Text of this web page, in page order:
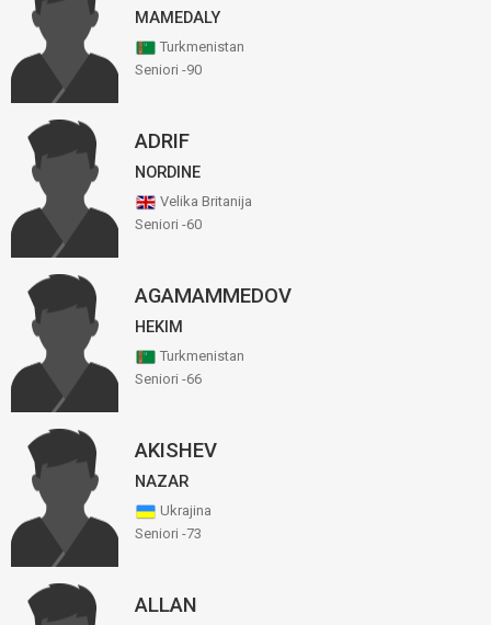
MAMEDALY
Turkmenistan
Seniori -90
ADRIF
NORDINE
Velika Britanija
Seniori -60
AGAMAMMEDOV
HEKIM
Turkmenistan
Seniori -66
AKISHEV
NAZAR
Ukrajina
Seniori -73
ALLAN